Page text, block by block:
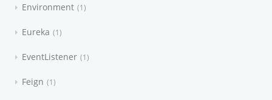
Environment 1
Eureka 1
EventListener 1
Feign 1